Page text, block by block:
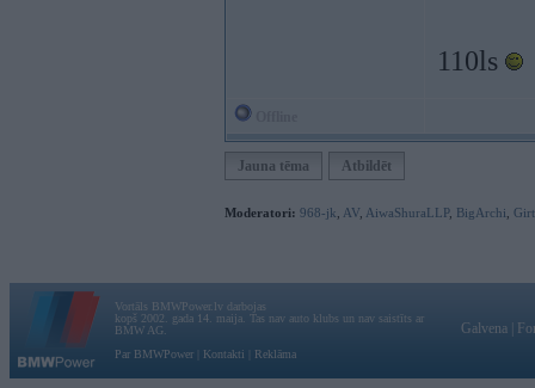
110ls
Jauna tēma Atbildēt
Moderatori: 968-jk AV AiwaShuraLLP, BigArchi
Vortāls BMWPower.lv darbojas
kopš 2002. gada 14. maija. Tas nav auto klubs un nav saistīts ar
BMW AG.
Par BMWPower
Kontakti Reklāma
Galvena